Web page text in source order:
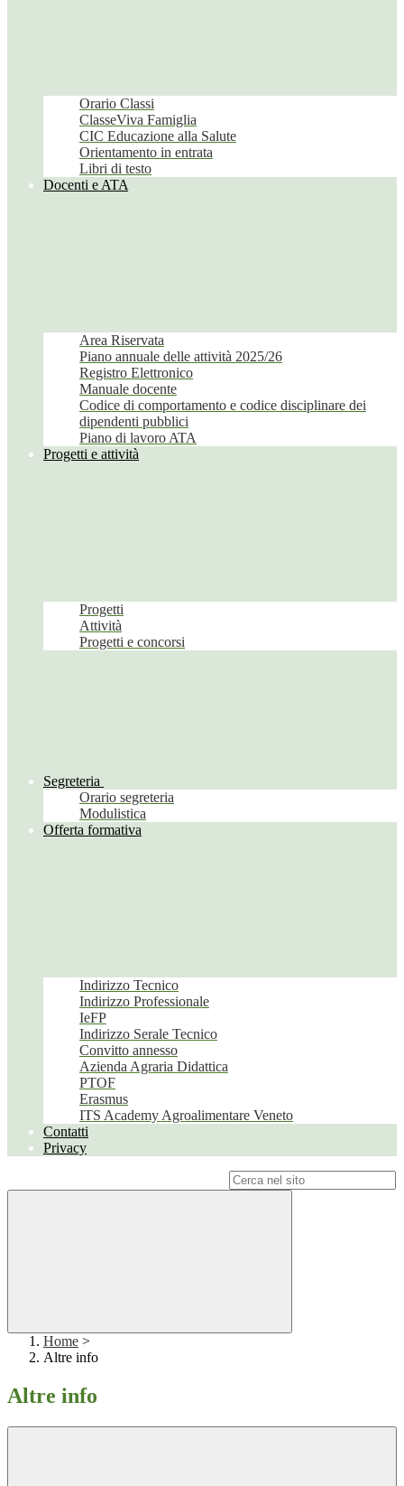
Orario Classi
ClasseViva Famiglia
CIC Educazione alla Salute
Orientamento in entrata
Libri di testo
Docenti e ATA
Area Riservata
Piano annuale delle attività 2025/26
Registro Elettronico
Manuale docente
Codice di comportamento e codice disciplinare dei
dipendenti pubblici
Piano di lavoro ATA
Progetti e attività
Progetti
Attività
Progetti e concorsi
Segreteria
Orario segreteria
Modulistica
Offerta formativa
Indirizzo Tecnico
Indirizzo Professionale
IeFP
Indirizzo Serale Tecnico
Convitto annesso
Azienda Agraria Didattica
PTOF
Erasmus
ITS Academy Agroalimentare Veneto
Contatti
Privacy
Home >
Altre info
Altre info